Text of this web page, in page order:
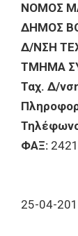
ΝΟΜΟΣ
ΔΗΜΟΣ
Δ/ΝΣΗ
ΤΜΗΜΑ
Ταχ. Δ/
ΦΑΞ:
25-04-